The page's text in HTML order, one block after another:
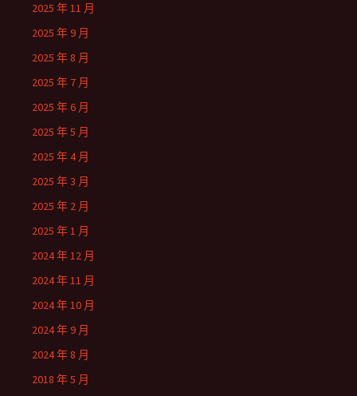
2025 年 11 月
2025 年 9 月
2025 年 8 月
2025 年 7 月
2025 年 6 月
2025 年 5 月
2025 年 4 月
2025 年 3 月
2025 年 2 月
2025 年 1 月
2024 年 12 月
2024 年 11 月
2024 年 10 月
2024 年 9 月
2024 年 8 月
2018 年 5 月